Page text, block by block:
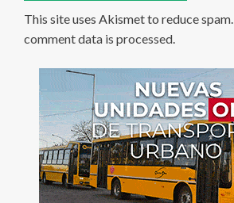
This site uses Akismet to reduce spam.
comment data is processed.